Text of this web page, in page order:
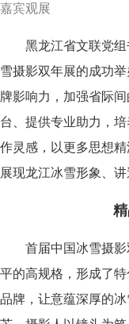
嘉宾观展
黑龙江省文联党
雪摄影双年展的成功
牌影响力，加强省际
台、提供专业助力，
作灵感，以更多思想
展现龙江冰雪形象、讲
首届中国冰雪摄
平的高规格，形成了
品牌，让意蕴深厚的